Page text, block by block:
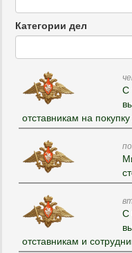
Дата
Категории дел
С
отставникам на
С
отставникам и